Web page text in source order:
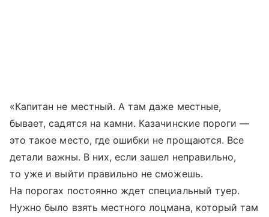
«Капитан не местный. А там даже местные,
бывает, садятся на камни. Казачинские пороги —
это такое место, где ошибки не прощаются. Все
детали важны. В них, если зашел неправильно,
то уже и выйти правильно не сможешь.
На порогах постоянно ждет специальный туер.
Нужно было взять местного лоцмана, который там